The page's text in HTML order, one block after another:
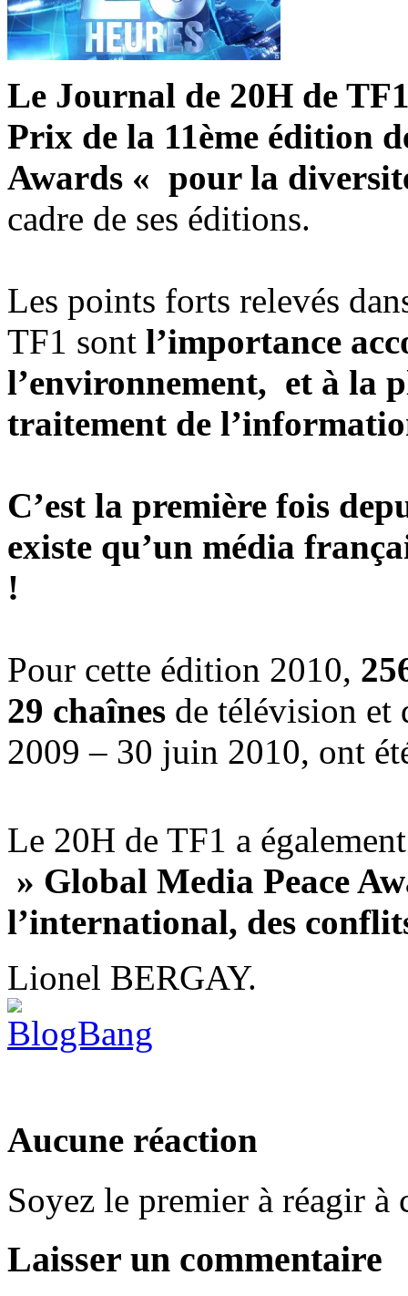
Le Journal de 20H de
Prix de la 11ème édition
Awards « pour la
cadre de ses éditions.
Les points forts relevés
TF1 sont l’importance
l’environnement, et à la
traitement de
C’est la première fois
existe qu’un média
!
Pour cette édition 2010,
29 chaînes de télévision et
2009 – 30 juin 2010, ont
Le 20H de TF1 a
» Global Media Peace
l’international, des
Lionel BERGAY.
Aucune réaction
Soyez le premier à réagir à
Laisser un commentaire